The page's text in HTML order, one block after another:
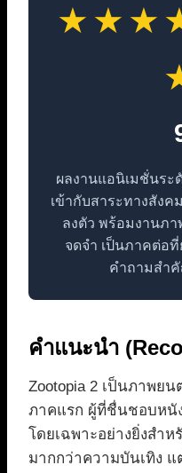
ผลงานแอนิเมชั่นระ
เข้ากับสาระทางสัง
ลงตัว พร้อมงานภ
จดจำ เป็นภาคต่อ
คำถามสำ
คำแนะนำ
Zootopia 2 เป็นภาพย
ภาคแรก ผู้ที่ชื่นชอบหนั
โดยเฉพาะอย่างยิ่งสำ
มากกว่าความบันเทิง